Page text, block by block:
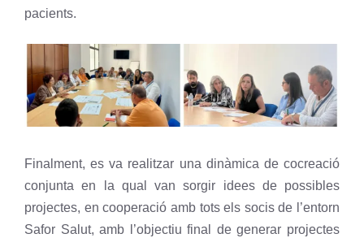
pacients.
Finalment, es va realitzar una dinàmica de cocreació
conjunta en la qual van sorgir idees de possibles
projectes, en cooperació amb tots els socis de l’entorn
Safor Salut, amb l’objectiu final de generar projectes